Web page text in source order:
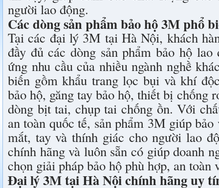
người lao động.
Các dòng sản phẩm bảo hộ 3M phổ
Tại các đại lý 3M tại Hà Nội, khách
đầy đủ các dòng sản phẩm bảo hộ
ứng nhu cầu của nhiều ngành nghề
biến gồm khẩu trang lọc bụi và khí
bảo hộ, găng tay bảo hộ, thiết bị chống
dòng bịt tai, chụp tai chống ồn. Với
an toàn quốc tế, sản phẩm 3M giúp
mắt, tay và thính giác cho người lao
chính hãng và luôn sẵn có giúp doanh
chọn giải pháp bảo hộ phù hợp, an toàn
Đại lý 3M tại Hà Nội chính hãng uy